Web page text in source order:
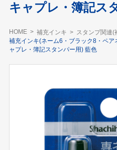
キャプレ・簿記ス
HOME 補充インキ
スタンプ関連(
補充インキ(ネーム6・ブラック8・ペ
ャプレ・簿記スタンパー用) 藍色